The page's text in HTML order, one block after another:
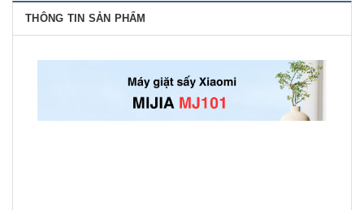
THÔNG TIN SẢN PHẨM